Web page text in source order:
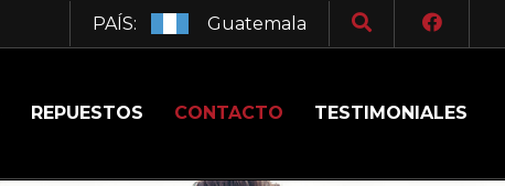
PAÍS: Guatemala
REPUESTOS CONTACTO TESTIMONIALES